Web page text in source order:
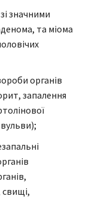
значними
та міома
органів
запалення
вульви);
свищі,